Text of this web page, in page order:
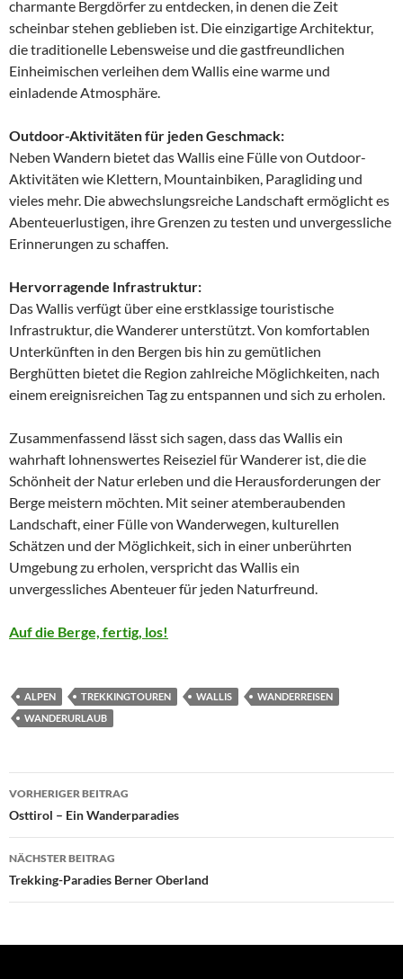
charmante Bergdörfer zu entdecken, in denen die Zeit
scheinbar stehen geblieben ist. Die einzigartige Architektur,
die traditionelle Lebensweise und die gastfreundlichen
Einheimischen verleihen dem Wallis eine warme und
einladende Atmosphäre.
Outdoor-Aktivitäten für jeden Geschmack:
Neben Wandern bietet das Wallis eine Fülle von Outdoor-
Aktivitäten wie Klettern, Mountainbiken, Paragliding und
vieles mehr. Die abwechslungsreiche Landschaft ermöglicht es
Abenteuerlustigen, ihre Grenzen zu testen und unvergessliche
Erinnerungen zu schaffen.
Hervorragende Infrastruktur:
Das Wallis verfügt über eine erstklassige touristische
Infrastruktur, die Wanderer unterstützt. Von komfortablen
Unterkünften in den Bergen bis hin zu gemütlichen
Berghütten bietet die Region zahlreiche Möglichkeiten, nach
einem ereignisreichen Tag zu entspannen und sich zu erholen.
Zusammenfassend lässt sich sagen, dass das Wallis ein
wahrhaft lohnenswertes Reiseziel für Wanderer ist, die die
Schönheit der Natur erleben und die Herausforderungen der
Berge meistern möchten. Mit seiner atemberaubenden
Landschaft, einer Fülle von Wanderwegen, kulturellen
Schätzen und der Möglichkeit, sich in einer unberührten
Umgebung zu erholen, verspricht das Wallis ein
unvergessliches Abenteuer für jeden Naturfreund.
Auf die Berge, fertig, los!
ALPEN TREKKINGTOUREN WALLIS
WANDERREISEN
WANDERURLAUB
Beitragsnavigation
VORHERIGER BEITRAG
Osttirol – Ein Wanderparadies
NÄCHSTER BEITRAG
Trekking-Paradies Berner Oberland